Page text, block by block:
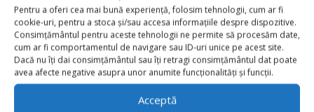
Pentru a oferi cea mai bună experiență, folosim tehnologii, cum ar fi
cookie-uri, pentru a stoca și/sau accesa informațiile despre dispozitive.
Consimțământul pentru aceste tehnologii ne permite să procesăm date,
cum ar fi comportamentul de navigare sau ID-uri unice pe acest site.
Dacă nu îți dai consimțământul sau îți retragi consimțământul dat poate
avea afecte negative asupra unor anumite funcționalități și funcții.
Acceptă
0 reviews
0
0
0